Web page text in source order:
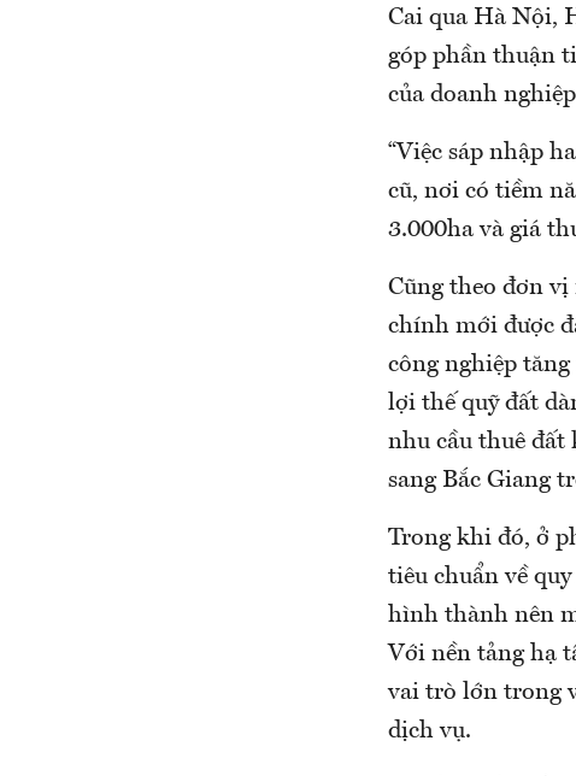
Cai qua Hà Nội,
góp phần thuận
của doanh
“Việc sáp nhập
cũ, nơi có tiềm
3.000ha và giá
Cũng theo đơn
chính mới được
công nghiệp
lợi thế quỹ đất
nhu cầu thuê đất
sang Bắc Giang
Trong khi đó, ở
tiêu chuẩn về
hình thành nên
Với nền tảng hạ
vai trò lớn trong
dịch vụ.